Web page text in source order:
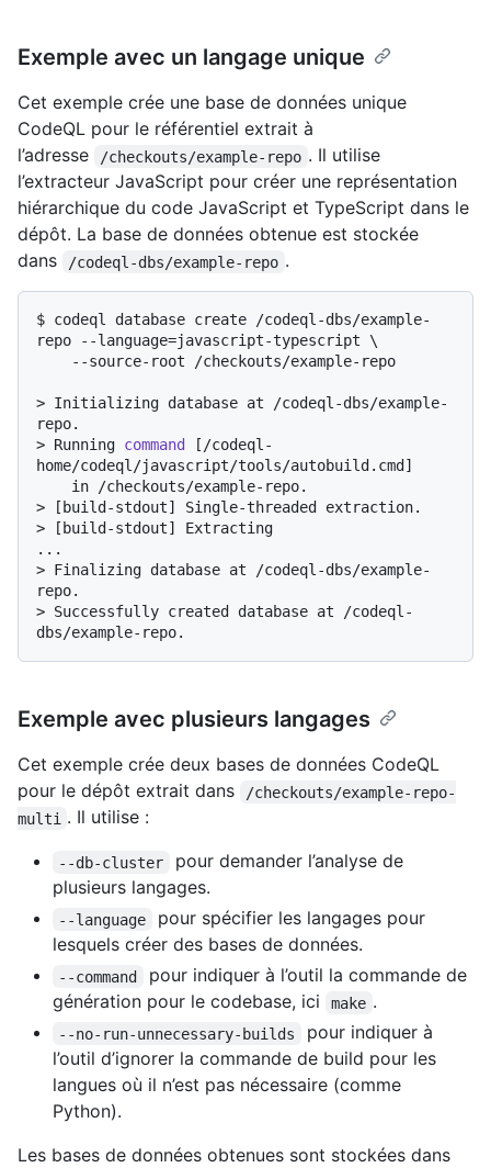
Exemple avec un langage unique
Cet exemple crée une base de données unique
CodeQL pour le référentiel extrait à
l’adresse
/checkouts/example-repo . Il utilise
l’extracteur JavaScript pour créer une représentation
hiérarchique du code JavaScript et TypeScript dans le
dépôt. La base de données obtenue est stockée
dans
/codeql-dbs/example-repo .
$ codeql database create /codeql-dbs/example-
repo --language=javascript-typescript \
    --source-root /checkouts/example-repo
> Initializing database at /codeql-dbs/example-
repo.
> Running command
[/codeql-
home/codeql/javascript/tools/autobuild.cmd]
>
[build-stdout] Single-threaded extraction.
>
[build-stdout] Extracting
> Finalizing database at /codeql-dbs/example-
repo.
> Successfully created database at /codeql-
dbs/example-repo.
Exemple avec plusieurs langages
Cet exemple crée deux bases de données CodeQL
pour le dépôt extrait dans
/checkouts/example-repo-
multi . Il utilise :
--db-cluster
pour demander l’analyse de
plusieurs langages.
--language
pour spécifier les langages pour
lesquels créer des bases de données.
--command
pour indiquer à l’outil la commande de
génération pour le codebase, ici
make .
--no-run-unnecessary-builds
pour indiquer à
l’outil d’ignorer la commande de build pour les
langues où il n’est pas nécessaire (comme
Python).
Les bases de données obtenues sont stockées dans